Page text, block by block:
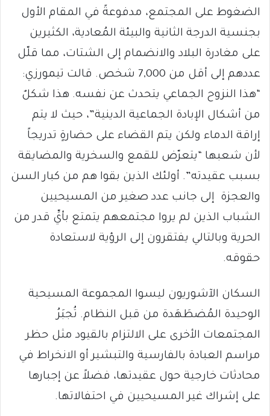
الضغوط على المجتمع، مدفوعةً في المقام الأول
بجنسية الدرجة الثانية والبيئة المُعادية، الكثيرين
على مغادرة البلاد والانضمام إلى الشتات، مما قلّل
عددهم إلى أقل من 7,000 شخص. قالت تيمورزي:
“هذا النزوح الجماعي يتحدث عن نفسه. هذا شكلٌ
من أشكال الإبادة الجماعية الدينية”، حيث لا يتم
إراقة الدماء ولكن يتم القضاء على حضارةٍ تدريجاً
لأن شعبها “يتعرّض للقمع والسخرية والمضايقة
بسبب عقيدته”. أولئك الذين بقوا هم من كبار السن
والعجزة إلى جانب عدد صغير من المسيحيين
الشباب الذين لم يروا مجتمعهم يتمتع بأيِّ قدر من
الحرية وبالتالي يفتقرون إلى الرؤية لاستعادة
حقوقه.
السكان الآشوريون ليسوا المجموعة المسيحية
الوحيدة المُضطَهَدة من قبل النظام. تُجبَرُ
المجتمعات الأخرى على الالتزام بالقيود مثل حظر
مراسم العبادة بالفارسية والتبشير أو الانخراط في
محادثات خارجية حول عقيدتها، فضلاً عن إجبارها
على إشراك غير المسيحيين في احتفالاتها.